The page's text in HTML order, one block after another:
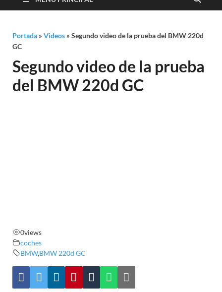
Portada » Videos » Segundo video de la prueba del BMW 220d
GC
Segundo video de la prueba
del BMW 220d GC
0views
coches
BMW,BMW 220d GC